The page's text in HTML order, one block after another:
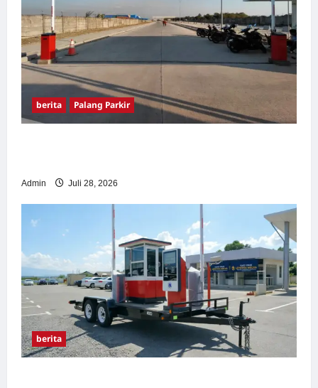
berita Palang Parkir
Admin Juli 28, 2026
berita